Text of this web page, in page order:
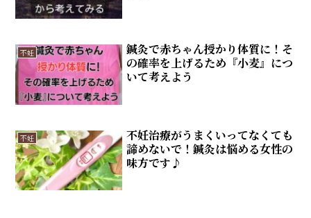
不妊
鍼灸で赤ちゃん授かり体質に！そ
の確率を上げるため『小麦』につ
いて考えよう
不妊
不妊治療がうまくいってなくても
諦めないで！鍼灸は悩める女性の
味方です♪